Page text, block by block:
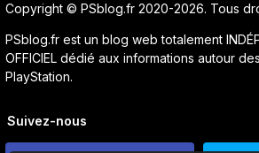
Copyright © PSblog.fr 2020-2026. Tous
PSblog.fr est un blog web totalement
OFFICIEL dédié aux informations autour
PlayStation.
Suivez-nous